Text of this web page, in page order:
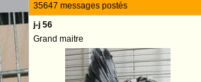
35647 messages postés
j-j 56
Grand maitre